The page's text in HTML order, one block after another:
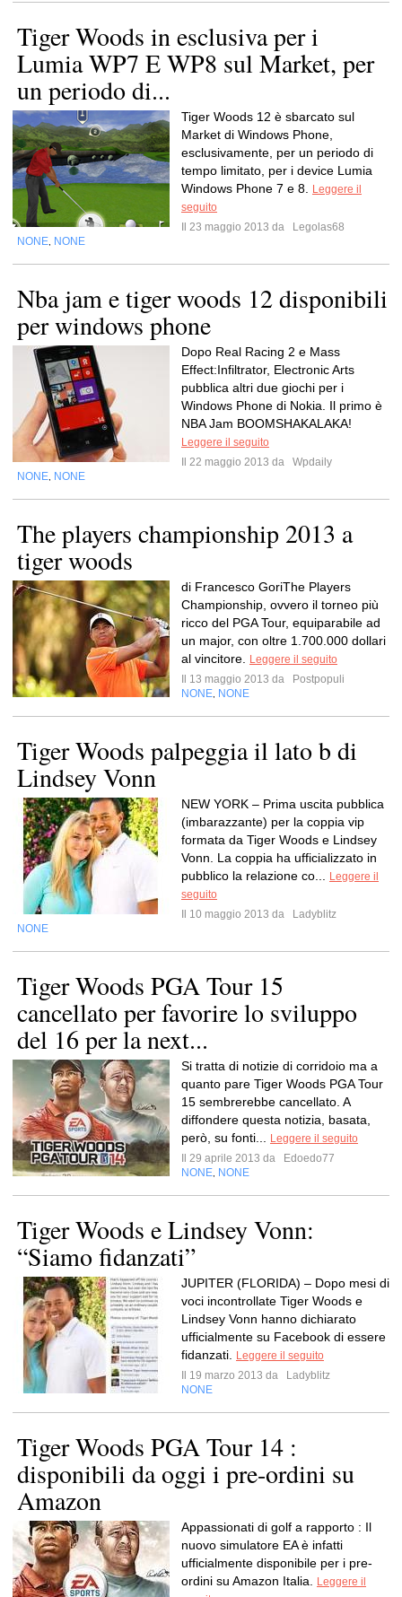
Tiger Woods in esclusiva per i
Lumia WP7 E WP8 sul Market, per
un periodo di...
Tiger Woods 12 è sbarcato sul
Market di Windows Phone,
esclusivamente, per un periodo di
tempo limitato, per i device Lumia
Windows Phone 7 e 8.
Leggere il
seguito
Il 23 maggio 2013 da
Legolas68
NONE NONE
Nba jam e tiger woods 12 disponibili
per windows phone
Dopo Real Racing 2 e Mass
Effect:Infiltrator, Electronic Arts
pubblica altri due giochi per i
Windows Phone di Nokia. Il primo è
NBA Jam BOOMSHAKALAKA!
Leggere il seguito
Il 22 maggio 2013 da
Wpdaily
NONE NONE
The players championship 2013 a
tiger woods
di Francesco GoriThe Players
Championship, ovvero il torneo più
ricco del PGA Tour, equiparabile ad
un major, con oltre 1.700.000 dollari
al vincitore.
Leggere il seguito
Il 13 maggio 2013 da
Postpopuli
NONE NONE
Tiger Woods palpeggia il lato b di
Lindsey Vonn
NEW YORK – Prima uscita pubblica
(imbarazzante) per la coppia vip
formata da Tiger Woods e Lindsey
Vonn. La coppia ha ufficializzato in
pubblico la relazione co...
Leggere il
seguito
Il 10 maggio 2013 da
Ladyblitz
NONE
Tiger Woods PGA Tour 15
cancellato per favorire lo sviluppo
del 16 per la next...
Si tratta di notizie di corridoio ma a
quanto pare Tiger Woods PGA Tour
15 sembrerebbe cancellato. A
diffondere questa notizia, basata,
però, su fonti...
Leggere il seguito
Il 29 aprile 2013 da
Edoedo77
NONE NONE
Tiger Woods e Lindsey Vonn:
“Siamo fidanzati”
JUPITER (FLORIDA) – Dopo mesi di
voci incontrollate Tiger Woods e
Lindsey Vonn hanno dichiarato
ufficialmente su Facebook di essere
fidanzati.
Leggere il seguito
Il 19 marzo 2013 da
Ladyblitz
NONE
Tiger Woods PGA Tour 14 :
disponibili da oggi i pre-ordini su
Amazon
Appassionati di golf a rapporto : Il
nuovo simulatore EA è infatti
ufficialmente disponibile per i pre-
ordini su Amazon Italia.
Leggere il